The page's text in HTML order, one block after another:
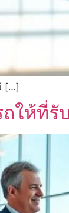
[…]
ห้ที่รั